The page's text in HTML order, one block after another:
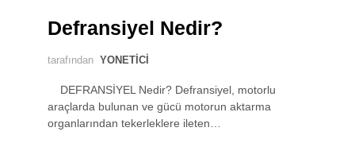
Defransiyel Nedir?
tarafından YONETICI
DEFRANSİYEL Nedir? Defransiyel, motorlu
araçlarda bulunan ve gücü motorun aktarma
organlarından tekerleklere ileten…